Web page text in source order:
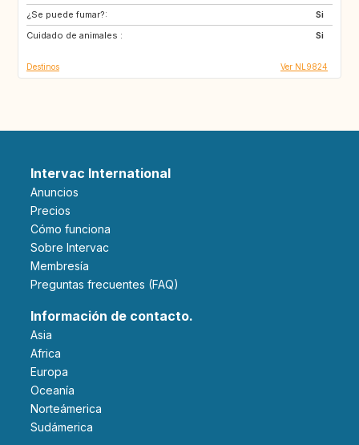
¿Se puede fumar?:
Si
Cuidado de animales :
Si
DE
GR
Destinos Ver NL9824
Intervac International
Anuncios
Precios
Cómo funciona
Sobre Intervac
Membresía
Preguntas frecuentes (FAQ)
Información de contacto.
Asia
Africa
Europa
Oceanía
Norteámerica
Sudámerica